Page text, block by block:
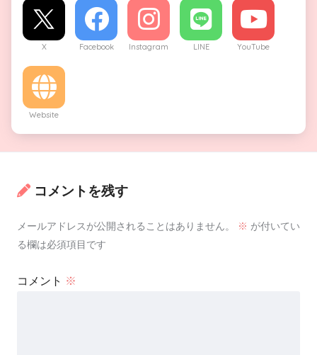
X Facebook Instagram LINE YouTube
Website
コメントを残す
メールアドレスが公開されることはありません。 ※ が付いてい
る欄は必須項目です
コメント ※